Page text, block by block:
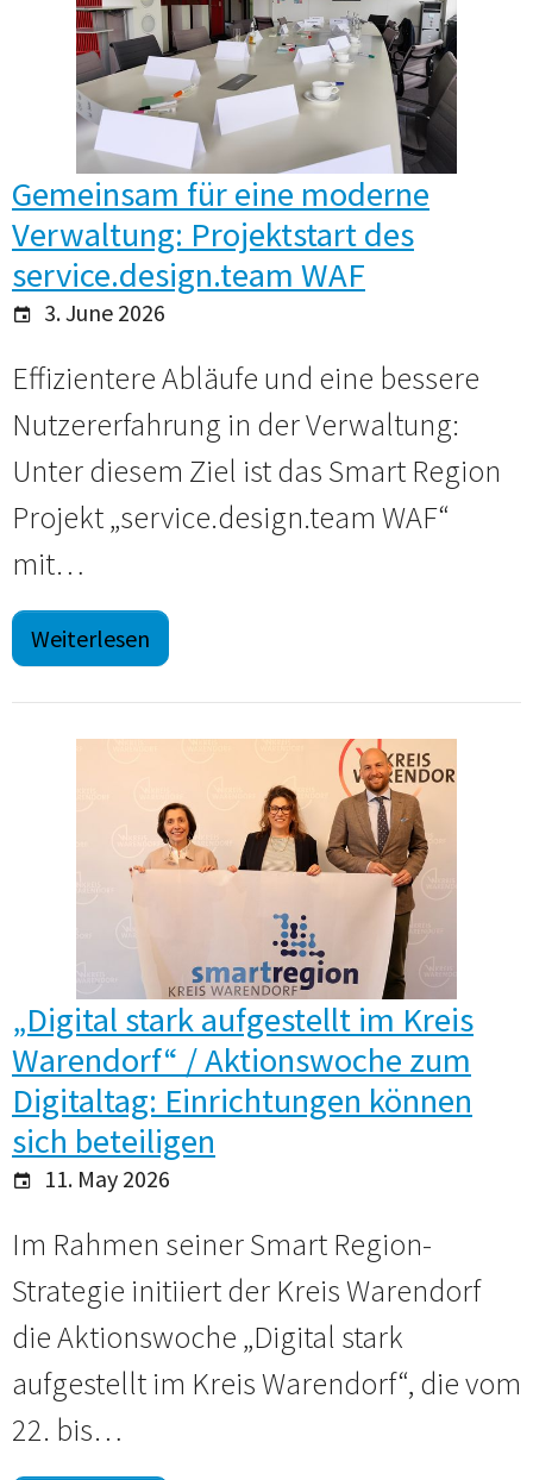
Gemeinsam für eine moderne
Verwaltung: Projektstart des
service.design.team WAF
3. June 2026
Effizientere Abläufe und eine bessere
Nutzererfahrung in der Verwaltung:
Unter diesem Ziel ist das Smart Region
Projekt „service.design.team WAF“
mit…
Weiterlesen
„Digital stark aufgestellt im Kreis
Warendorf“ / Aktionswoche zum
Digitaltag: Einrichtungen können
sich beteiligen
11. May 2026
Im Rahmen seiner Smart Region-
Strategie initiiert der Kreis Warendorf
die Aktionswoche „Digital stark
aufgestellt im Kreis Warendorf“, die vom
22. bis…